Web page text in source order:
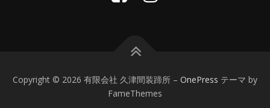
Copyright © 2026 有限会社 久津間装蹄所 – OnePress テーマ by
FameThemes